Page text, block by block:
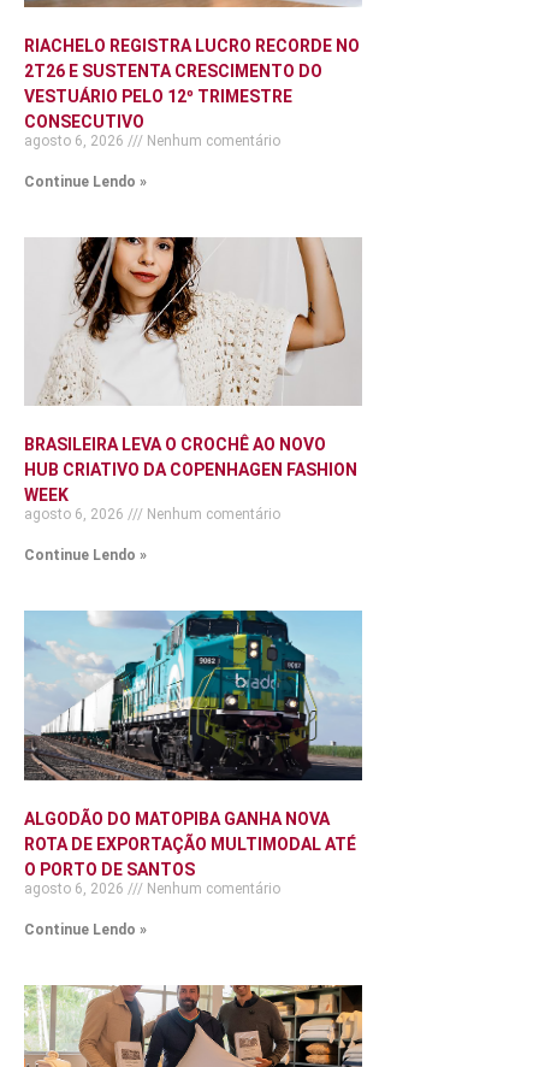
RIACHELO REGISTRA LUCRO RECORDE NO
2T26 E SUSTENTA CRESCIMENTO DO
VESTUÁRIO PELO 12º TRIMESTRE
CONSECUTIVO
agosto 6, 2026 Nenhum comentário
Continue Lendo »
BRASILEIRA LEVA O CROCHÊ AO NOVO
HUB CRIATIVO DA COPENHAGEN FASHION
WEEK
agosto 6, 2026 Nenhum comentário
Continue Lendo »
ALGODÃO DO MATOPIBA GANHA NOVA
ROTA DE EXPORTAÇÃO MULTIMODAL ATÉ
O PORTO DE SANTOS
agosto 6, 2026 Nenhum comentário
Continue Lendo »